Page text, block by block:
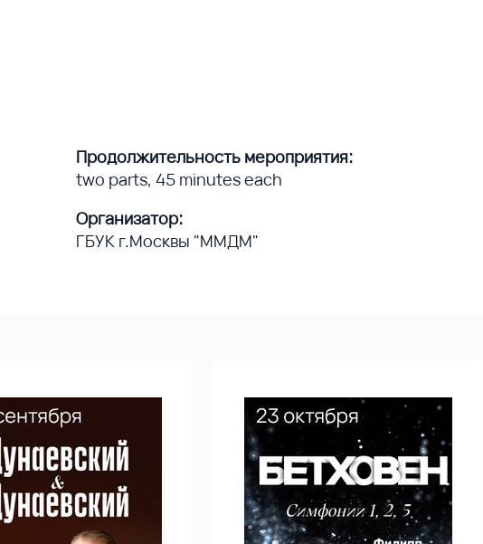
Продолжительность мероприятия:
two parts, 45 minutes each
Организатор:
ГБУК г.Москвы "ММДМ"